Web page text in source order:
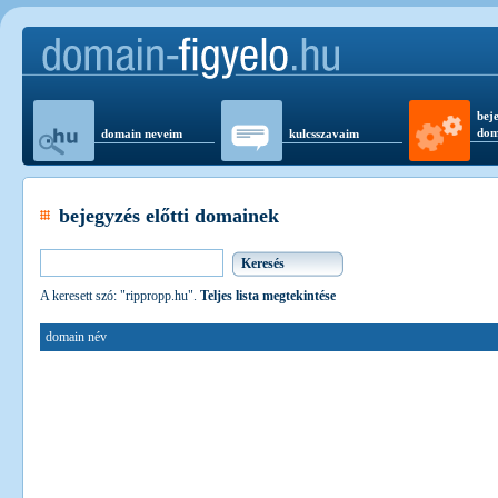
domain neveim kulcsszavaim
bejegyzés előtti domainek
A keresett szó: "rippropp.hu". Teljes lista megtekintése
domain név